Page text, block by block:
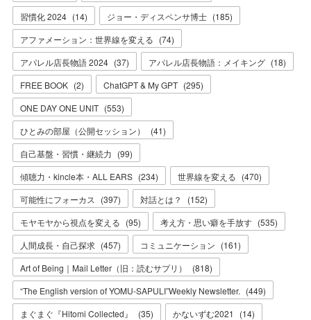
習慣化 2024 (14) ジョー・ディスペンサ博士 (185)
アファメーション：世界線を変える (74)
アパレル店長物語 2024 (37) アパレル店長物語：メイキング (18)
FREE BOOK (2) ChatGPT & My GPT (295)
ONE DAY ONE UNIT (553)
ひとみの部屋（公開セッション）
(41)
自己基盤・習慣・継続力 (99)
傾聴力・kincle本・ALL EARS (234) 世界線を変える (470)
可能性にフォーカス
(397) 対話とは？ (152)
モヤモヤから視点を変える (95) 考え方・思い癖を手放す (535)
人間成長・自己探求 (457) コミュニケーション (161)
Art of Being｜Mail Letter（旧：読むサプリ）
(818)
“The English version of YOMU-SAPULI”Weekly Newsletter. (449)
まぐまぐ『Hitomi Collected』
(35) かないずむ2021 (14)